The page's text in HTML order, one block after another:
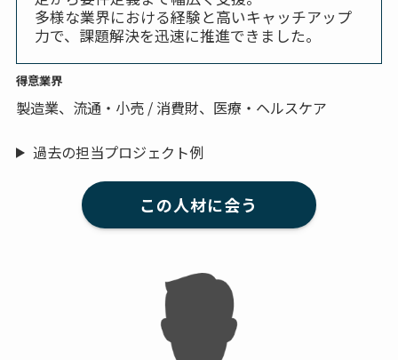
多様な業界における経験と高いキャッチアップ
力で、課題解決を迅速に推進できました。
得意業界
製造業、流通・小売 / 消費財、医療・ヘルスケア
過去の担当プロジェクト例
この人材に会う